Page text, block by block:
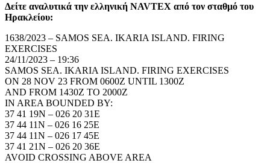
Δείτε αναλυτικά την ελληνική NAVTEX από τον σταθμό του
Ηρακλείου:
1638/2023 – SAMOS SEA. IKARIA ISLAND. FIRING
EXERCISES
24/11/2023 – 19:36
SAMOS SEA. IKARIA ISLAND. FIRING EXERCISES
ON 28 NOV 23 FROM 0600Z UNTIL 1300Z
AND FROM 1430Z TO 2000Z
IN AREA BOUNDED BY:
37 41 19N – 026 20 31E
37 44 11N – 026 16 25E
37 44 11N – 026 17 45E
37 41 21N – 026 20 36E
AVOID CROSSING ABOVE AREA